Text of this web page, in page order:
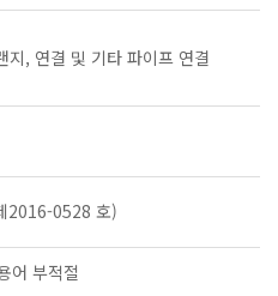
, 연결 및 기타 파이프 연결
2016-0528 호)
어 부적절